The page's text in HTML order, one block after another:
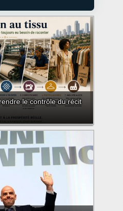
le contrôle du récit